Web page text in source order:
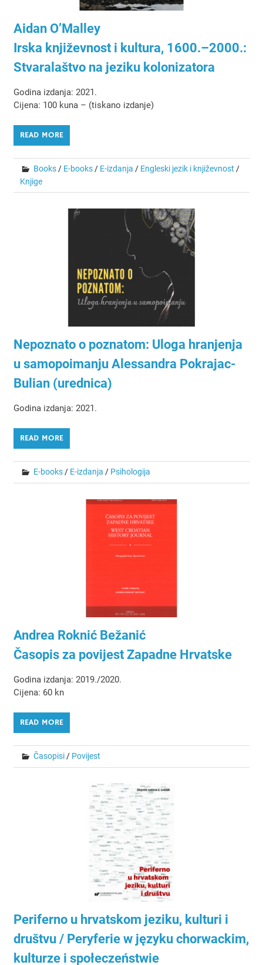
Aidan O’Malley
Irska književnost i kultura, 1600.–2000.:
Stvaralaštvo na jeziku kolonizatora
Godina izdanja: 2021.
Cijena: 100 kuna – (tiskano izdanje)
READ MORE
Books/ E-books/ E-izdanja / Engleski jezik i književnost /
Knjige
Nepoznato o poznatom: Uloga hranjenja
u samopoimanju Alessandra Pokrajac-
Bulian (urednica)
Godina izdanja: 2021.
READ MORE
E-books/ E-izdanja / Psihologija
Andrea Roknić Bežanić
Časopis za povijest Zapadne Hrvatske
Godina izdanja: 2019./2020.
Cijena: 60 kn
READ MORE
Časopisi/ Povijest
Periferno u hrvatskom jeziku, kulturi i
društvu / Peryferie w języku chorwackim,
kulturze i społeczeństwie